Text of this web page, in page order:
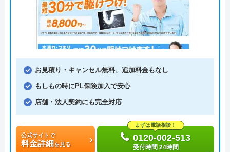
お見積り・キャンセル無料、追加料金もなし
もしもの時にPL保険加入で安心
店舗・法人契約にも完全対応
公式サイトで
料金詳細を見る
まずは電話相談！
0120-002-513
受付時間 24時間